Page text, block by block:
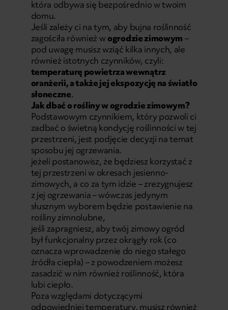
która odbywa się bezpośrednio w twoim
domu.
Jeśli zależy ci na tym, aby bujna roślinność
zagościła również wogrodzie zimowym –
pod uwagę musisz wziąć kilka innych, ale
również istotnych czynników, czyli:
temperaturę powietrza wewnątrz
oranżerii, a także jej ekspozycję na światło
słoneczne.
Jak dbać o rośliny w ogrodzie zimowym?
Podstawowym czynnikiem, który pozwoli ci
zadbać o świetną kondycję roślinności w tej
przestrzeni, jest podjęcie decyzji na temat
sposobu jej ogrzewania.
jeżeli postanowisz, że będziesz korzystać z
tej przestrzeni w okresach jesienno-
zimowych, a co za tym idzie – zrezygnujesz
z jej ogrzewania – wówczas jedynym
słusznym wyborem będzie postawienie na
rośliny zimnolubne,
jeśli zapragniesz, aby twój zimowy ogród
był funkcjonalny przez okrągły rok (co
oznacza wprowadzenie do niego stałego
źródła ciepła) – z powodzeniem możesz
zasadzić w nim również roślinność, która
lubi ciepło.
Poza względami dotyczącymi
odpowiedniej temperatury, musisz również